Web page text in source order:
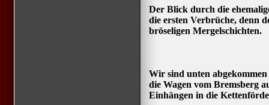
Der Blick durch die
die ersten Verbrüche, denn
bröseligen Mergelschichten.
Wir sind unten
die Wagen vom Bremsberg
Einhängen in die